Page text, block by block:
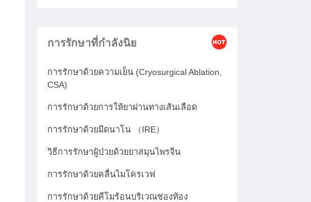
การรักษาที่กำลังนิย
การรักษาด้วยความเย็น (Cryosurgical Ablation,
CSA)
การรักษาด้วยการให้ยาผ่านทางเส้นเลือด
การรักษาด้วยมีดนาโน （IRE）
วิธีการรักษาผู้ป่วยด้วยยาสมุนไพรจีน
การรักษาด้วยคลื่นไมโครเวฟ
การรักษาด้วยคีโมร้อนบริเวณช่องท้อง